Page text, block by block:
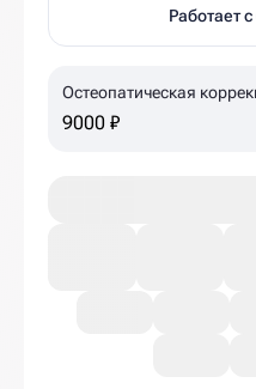
Работает
Остеопатическая
9000 ₽